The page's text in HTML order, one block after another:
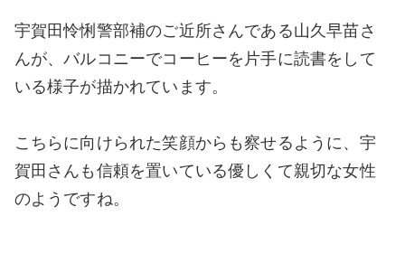
宇賀田怜悧警部補のご近所さんである山久早苗さ
んが、バルコニーでコーヒーを片手に読書をして
いる様子が描かれています。
こちらに向けられた笑顔からも察せるように、宇
賀田さんも信頼を置いている優しくて親切な女性
のようですね。